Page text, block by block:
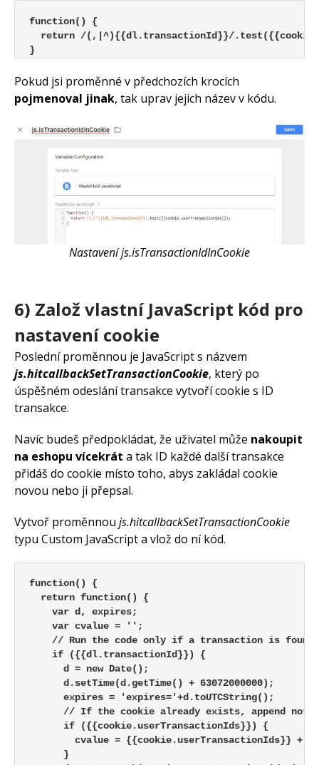
function() {
return /(,|^){{dl.transactionId}}/
Pokud jsi proměnné v předchozích krocích
pojmenoval jinak, tak uprav jejich název v kódu.
Nastavení js.isTransactionIdInCookie
6) Založ vlastní JavaScript kód pro
nastavení cookie
Poslední proměnnou je JavaScript s názvem
js.hitcallbackSetTransactionCookie, který po
úspěšném odeslání transakce vytvoří cookie s ID
transakce.
Navíc budeš předpokládat, že uživatel může nakoupit
na eshopu vícekrát a tak ID každé další transakce
přidáš do cookie místo toho, abys zakládal cookie
novou nebo ji přepsal.
Vytvoř proměnnou js.hitcallbackSetTransactionCookie
typu Custom JavaScript a vlož do ní kód.
function() {
  return function() {
    var d, expires;
    var cvalue = '';
// Run the code only if a transaction is found
    if ({{dl.transactionId}}) {
      d = new Date();
      d.setTime(d.getTime() + 63072000000);
      expires = 'expires='+d.toUTCString();
// If the cookie already exists, append not
      if ({{cookie.userTransactionIds}}) {
cvalue = {{cookie.userTransactionIds}} +
      }